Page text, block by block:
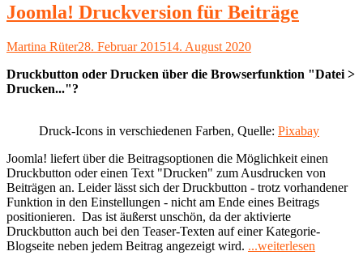
Joomla! Druckversion für Beiträge
Autor
Martina RüterVeröffentlicht
28. Februar 201514. August 2020
Druckbutton oder Drucken über die Browserfunktion "Datei >
Drucken..."?
Druck-Icons in verschiedenen Farben, Quelle: Pixabay
Joomla! liefert über die Beitragsoptionen die Möglichkeit einen
Druckbutton oder einen Text "Drucken" zum Ausdrucken von
Beiträgen an. Leider lässt sich der Druckbutton - trotz vorhandener
Funktion in den Einstellungen - nicht am Ende eines Beitrags
positionieren. Das ist äußerst unschön, da der aktivierte
Druckbutton auch bei den Teaser-Texten auf einer Kategorie-
Blogseite neben jedem Beitrag angezeigt wird. ...weiterlesen